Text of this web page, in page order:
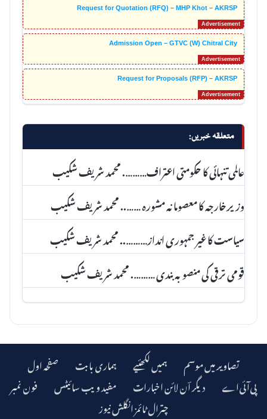
Request for Quotation (RFQ) – MHP Khot – AKRSP
Admission Open – GTVC (W) Chitral City
Request for Proposals (RFP) – AKRSP
متعلقہ خبریں:
عالمی تنہائی کا حکومتی اعتراف………. محمد شریف شکیب
وزیرخارجہ کا معصومانہ مشورہ …….. محمد شریف شکیب
سیاست کا غیر جمہوری انداز……….. محمد شریف شکیب
قومی ترقی کی منصوبہ بندی ………. محمد شریف شکیب
صفحہ اول ہماری بابت ہمیں لکھئیے
تصاویر میں موسم
فون نمبر
مفید ویب سائیٹس دیگر اؔن لائن اخبارات
چترال ٹائمز انگلش نیوز